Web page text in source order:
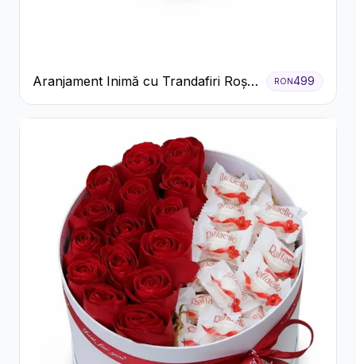
Aranjament Inimă cu Trandafiri Roșii
și Floarea Miresei
RON499